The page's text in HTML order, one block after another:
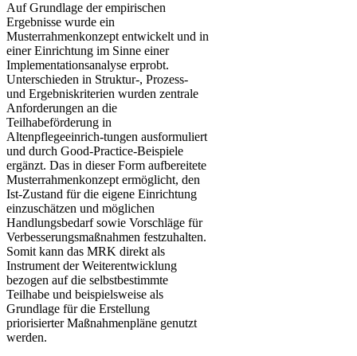
Auf Grundlage der empirischen
Ergebnisse wurde ein
Musterrahmenkonzept entwickelt und in
einer Einrichtung im Sinne einer
Implementationsanalyse erprobt.
Unterschieden in Struktur-, Prozess-
und Ergebniskriterien wurden zentrale
Anforderungen an die
Teilhabeförderung in
Altenpflegeeinrich-tungen ausformuliert
und durch Good-Practice-Beispiele
ergänzt. Das in dieser Form aufbereitete
Musterrahmenkonzept ermöglicht, den
Ist-Zustand für die eigene Einrichtung
einzuschätzen und möglichen
Handlungsbedarf sowie Vorschläge für
Verbesserungsmaßnahmen festzuhalten.
Somit kann das MRK direkt als
Instrument der Weiterentwicklung
bezogen auf die selbstbestimmte
Teilhabe und beispielsweise als
Grundlage für die Erstellung
priorisierter Maßnahmenpläne genutzt
werden.